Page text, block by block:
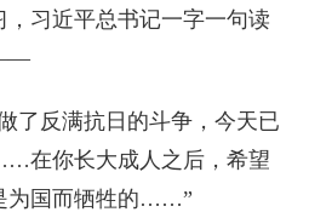
，习近平总书记一字一句读
了反满抗日的斗争，今天已
在你长大成人之后，希望
为国而牺牲的……”